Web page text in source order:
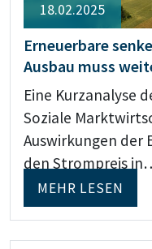
18.02.2025
Erneuerbare
Ausbau muss
Eine Kurzanalyse
Soziale
Auswirkungen der
den Strompreis
MEHR LESEN